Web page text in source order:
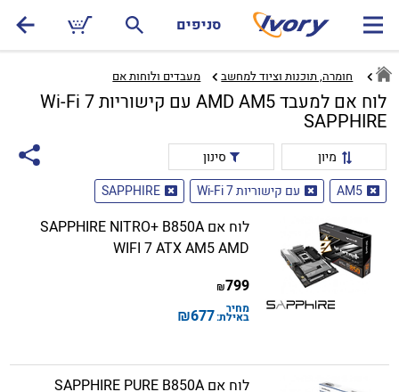
סניפים
חומרה, תוכנות וציוד למחשב מעבדים ולוחות אם‏
לוח אם למעבד AMD AM5 עם קישוריות Wi-Fi 7
SAPPHIRE
מיון
סינון
AM5
עם קישוריות Wi-Fi 7 SAPPHIRE
לוח אם SAPPHIRE NITRO+ B850A
WIFI 7 ATX AM5 AMD
799
₪
מחיר
באילת:677
₪
לוח אם SAPPHIRE PURE B850A